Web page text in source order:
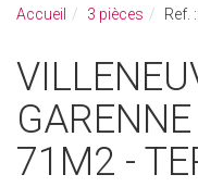
Accueil 3 pièces Ref.
VILLENEUVE LA
71M2 -